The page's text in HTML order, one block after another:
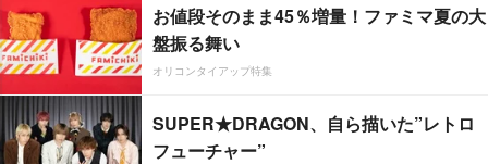
お値段そのまま45％増量！ファミマ夏の大
盤振る舞い
オリコンタイアップ特集
SUPER★DRAGON、自ら描いた”レトロ
フューチャー”